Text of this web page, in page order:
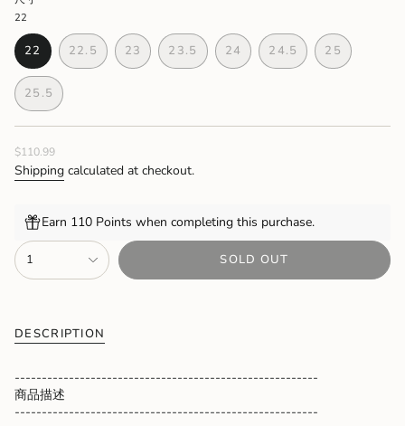
22
22
VARIANT
SOLD
OUT
OR
UNAVAILABLE
22.5
VARIANT
UNAVAILABLE
23
VARIANT
UNAVAILABLE
23.5
VARIANT
UNAVAILABLE
24
VARIANT
UNAVAILABLE
24.5
VARIANT
UNAVAILABLE
25
VARIANT
25.5
VARIANT
SOLD
OR
UNAVAILABLE
Regular
price
$110.99
Shipping calculated at checkout.
Earn 110 Points when completing this purchase.
{"in_cart_html"=>"
<span
class=\"quantity-
quantity
in
cart",
1 SOLD OUT
DESCRIPTION
--------------------------------------------------------
商品描述
--------------------------------------------------------